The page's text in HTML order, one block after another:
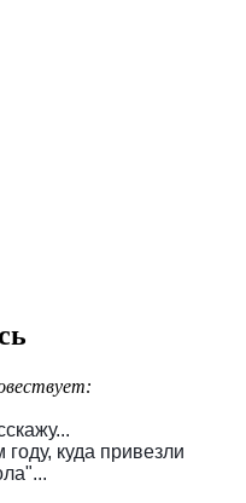
куда привезли